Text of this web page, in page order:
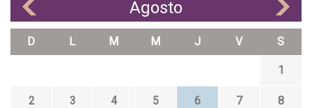
Agosto
D L M M J V S
1
2 3 4 5 6 7 8